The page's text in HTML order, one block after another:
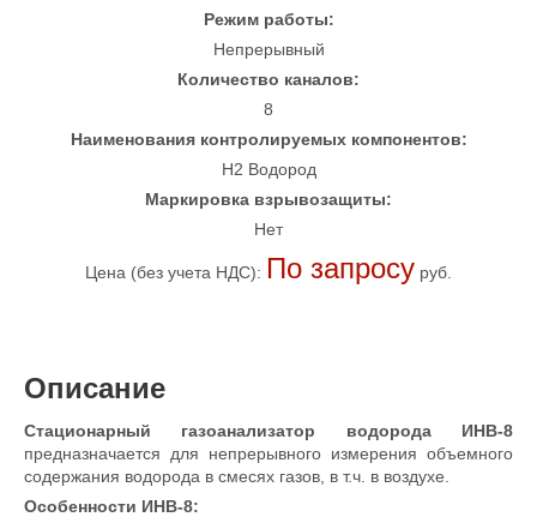
Режим работы:
Непрерывный
Количество каналов:
8
Наименования контролируемых компонентов:
H2 Водород
Маркировка взрывозащиты:
Нет
Цена (без учета НДС): По запросу руб.
Описание
Стационарный газоанализатор водорода ИНВ-8
предназначается для непрерывного измерения объемного
содержания водорода в смесях газов, в т.ч. в воздухе.
Особенности ИНВ-8: